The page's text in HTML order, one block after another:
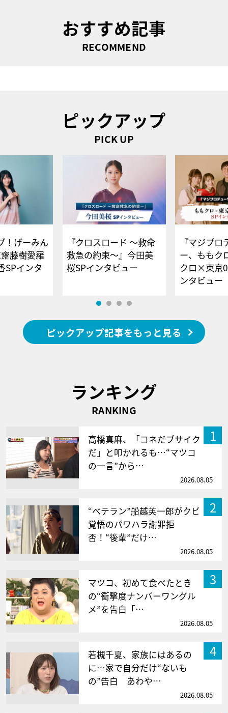
おすすめ記事
RECOMMEND
ピックアップ
PICK UP
！げーみん
藤樹愛羅
SPインタ
『クロスロード ～救命
救急の約束～』今田美
桜SPインタビュー
『マジプロ
ー、ももク
クロ×東京
ンタビュー
ピックアップ記事をもっと見る
ランキング
RANKING
1
高橋真麻、「コネだブサイク
だ」と叩かれるも…“マツコ
の一言”から…
2026.08.05
2
“ベテラン”船越英一郎がクビ
覚悟のパワハラ謝罪拒
否！“後輩”だけ…
2026.08.05
3
マツコ、初めて食べたとき
の“衝撃度ナンバーワングル
メ”を告白「…
2026.08.05
4
若槻千夏、家族にはあるの
に…家で自分だけ“ないも
の”告白 あわや…
2026.08.05